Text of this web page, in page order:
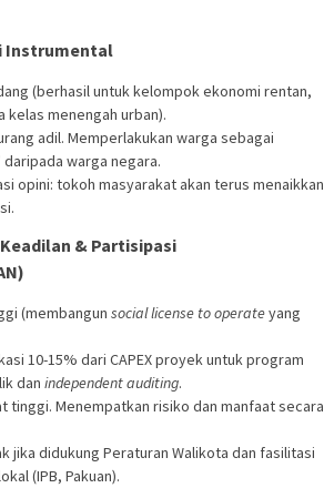
Instrumental
(berhasil untuk kelompok ekonomi rentan,
kelas menengah urban).
adil. Memperlakukan warga sebagai
daripada warga negara.
opini: tokoh masyarakat akan terus menaikkan
& Partisipasi
(membangun social license to operateyang
10-15% dari CAPEX proyek untuk program
dan independent auditing.
tinggi. Menempatkan risiko dan manfaat secara
jika didukung Peraturan Walikota dan fasilitasi
(IPB, Pakuan).